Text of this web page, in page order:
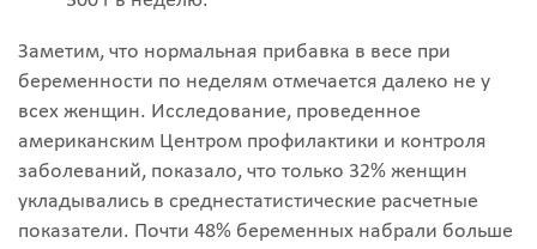
Заметим, что нормальная прибавка в весе при
беременности по неделям отмечается далеко не у
всех женщин. Исследование, проведенное
американским Центром профилактики и контроля
заболеваний, показало, что только 32% женщин
укладывались в среднестатистические расчетные
показатели. Почти 48% беременных набрали больше